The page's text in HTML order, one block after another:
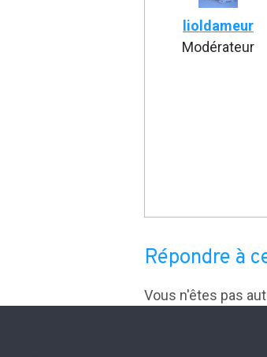
lioldameur
Modérateur
Répondre à
Vous n'êtes pas